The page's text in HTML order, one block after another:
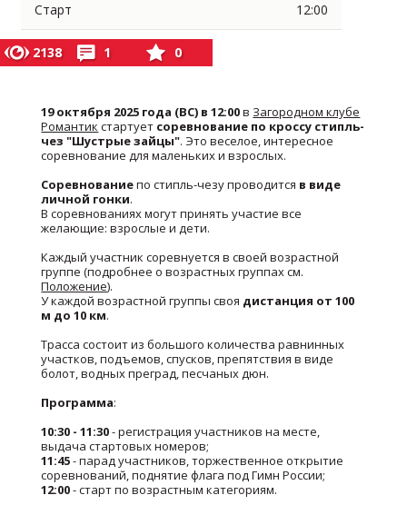
Старт 12:00
2138 1 0
19 октября 2025 года (ВС) в 12:00в Загородном клубе
Романтик стартует соревнование по кроссу стипль-
чез "Шустрые зайцы". Это веселое, интересное
соревнование для маленьких и взрослых.
Соревнованиепо стипль-чезу проводится в виде
личной гонки.
В соревнованиях могут принять участие все
желающие: взрослые и дети.
Каждый участник соревнуется в своей возрастной
группе (подробнее о возрастных группах см.
Положение).
У каждой возрастной группы своя дистанция от 100
м до 10 км.
Трасса состоит из большого количества равнинных
участков, подъемов, спусков, препятствия в виде
болот, водных преград, песчаных дюн.
Программа:
10:30 - 11:30- регистрация участников на месте,
выдача стартовых номеров;
11:45- парад участников, торжественное открытие
соревнований, поднятие флага под Гимн России;
12:00- старт по возрастным категориям.